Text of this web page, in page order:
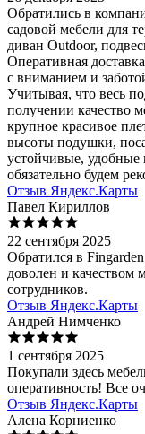
Обратились в
садовой мебели для
диван Outdoor,
Оперативная
с вниманием и
Учитывая, что весь
получении качество
крупное красивое
высоты подушки,
устойчивые,
обязательно будем
Отзыв Яндекс.Карты
Павел Кириллов
22 сентября 2025
Обратился в
доволен и качеством
сотрудников.
Отзыв Яндекс.Карты
Андрей Нимченко
1 сентября 2025
Покупали здесь
оперативность! Все
Отзыв Яндекс.Карты
Алена Корниенко